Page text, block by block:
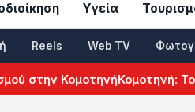
Υγεία
Reels Web TV
ΚομοτηνήΚομοτηνή: Το